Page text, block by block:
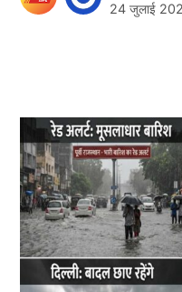
24 जुलाई